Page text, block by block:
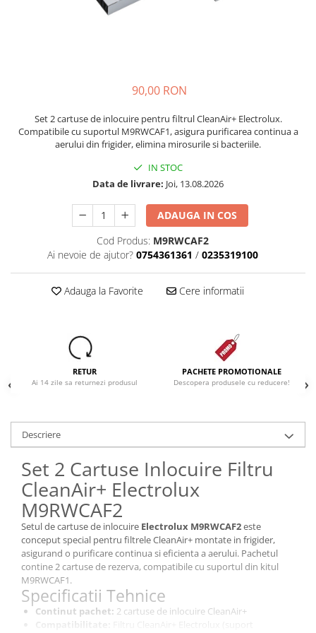
90,00 RON
Set 2 cartuse de inlocuire pentru filtrul CleanAir+ Electrolux.
Compatibile cu suportul M9RWCAF1, asigura purificarea continua a
aerului din frigider, elimina mirosurile si bacteriile.
IN STOC
Data de livrare: Joi, 13.08.2026
ADAUGA IN COS
Cod Produs: M9RWCAF2
Ai nevoie de ajutor? 0754361361 / 0235319100
Adauga la Favorite Cere informatii
RETUR
Ai 14 zile sa returnezi produsul
PACHETE PROMOTIONALE
Descopera produsele cu reducere!
Descriere
Set 2 Cartuse Inlocuire Filtru
CleanAir+ Electrolux
M9RWCAF2
Setul de cartuse de inlocuire Electrolux M9RWCAF2este
conceput special pentru filtrele CleanAir+ montate in frigider,
asigurand o purificare continua si eficienta a aerului. Pachetul
contine 2 cartuse de rezerva, compatibile cu suportul din kitul
M9RWCAF1.
Specificatii Tehnice
Continut pachet: 2 cartuse de inlocuire CleanAir+